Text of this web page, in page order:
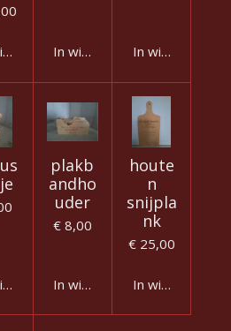
In winkelwagenIn winkelwagen
plakb
andho
uder
€ 8,00
In winkelwagen
houte
n
snijpla
nk
€ 25,00
In winkelwagen